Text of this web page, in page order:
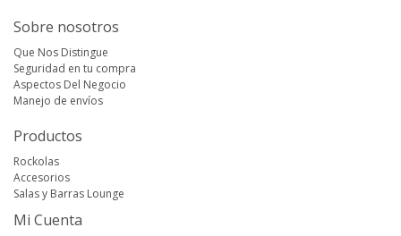
Sobre nosotros
Que Nos Distingue
Seguridad en tu compra
Aspectos Del Negocio
Manejo de envíos
Productos
Rockolas
Accesorios
Salas y Barras Lounge
Mi Cuenta